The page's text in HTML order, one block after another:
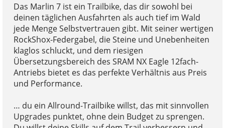
Das Marlin 7 ist ein Trailbike, das dir sowohl bei
deinen täglichen Ausfahrten als auch tief im Wald
jede Menge Selbstvertrauen gibt. Mit seiner wertigen
RockShox-Federgabel, die Steine und Unebenheiten
klaglos schluckt, und dem riesigen
Übersetzungsbereich des SRAM NX Eagle 12fach-
Antriebs bietet es das perfekte Verhältnis aus Preis
und Performance.
… du ein Allround-Trailbike willst, das mit sinnvollen
Upgrades punktet, ohne dein Budget zu sprengen.